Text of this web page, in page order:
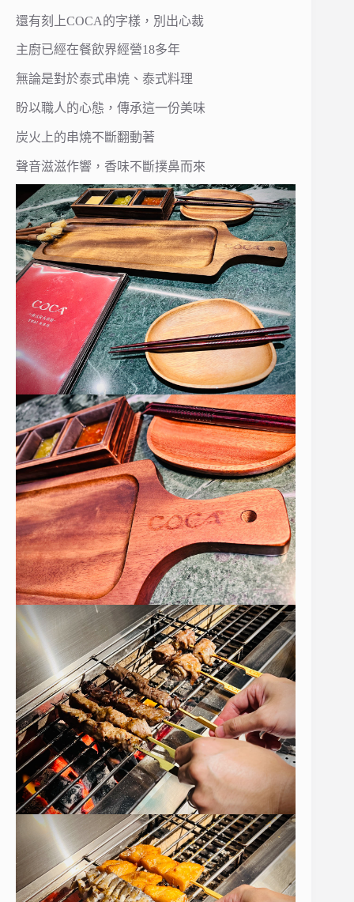
還有刻上COCA的字樣，別出心裁
主廚已經在餐飲界經營18多年
無論是對於泰式串燒、泰式料理
盼以職人的心態，傳承這一份美味
炭火上的串燒不斷翻動著
聲音滋滋作響，香味不斷撲鼻而來